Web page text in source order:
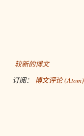
较新的博文
订阅：
博文评论 (Atom)